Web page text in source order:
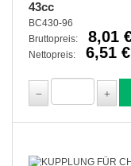
43cc
BC430-96
Bruttopreis:
8,01
Nettopreis: 6,51 €